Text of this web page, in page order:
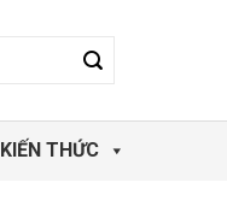
KIẾN THỨC